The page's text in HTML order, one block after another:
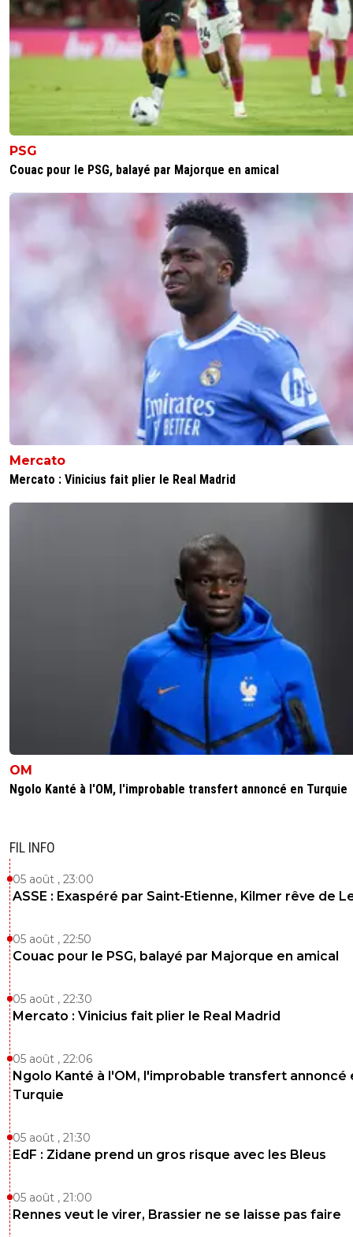
PSG
Couac pour le PSG, balayé par Majorque en amical
Mercato
Mercato : Vinicius fait plier le Real Madrid
OM
Ngolo Kanté à l'OM, l'improbable transfert annoncé en Turquie
FIL INFO
05 août , 23:00
ASSE : Exaspéré par Saint-Etienne, Kilmer rêve de
05 août , 22:50
Couac pour le PSG, balayé par Majorque en amical
05 août , 22:30
Mercato : Vinicius fait plier le Real Madrid
05 août , 22:06
Ngolo Kanté à l'OM, l'improbable transfert annoncé
Turquie
05 août , 21:30
EdF : Zidane prend un gros risque avec les Bleus
05 août , 21:00
Rennes veut le virer, Brassier ne se laisse pas faire